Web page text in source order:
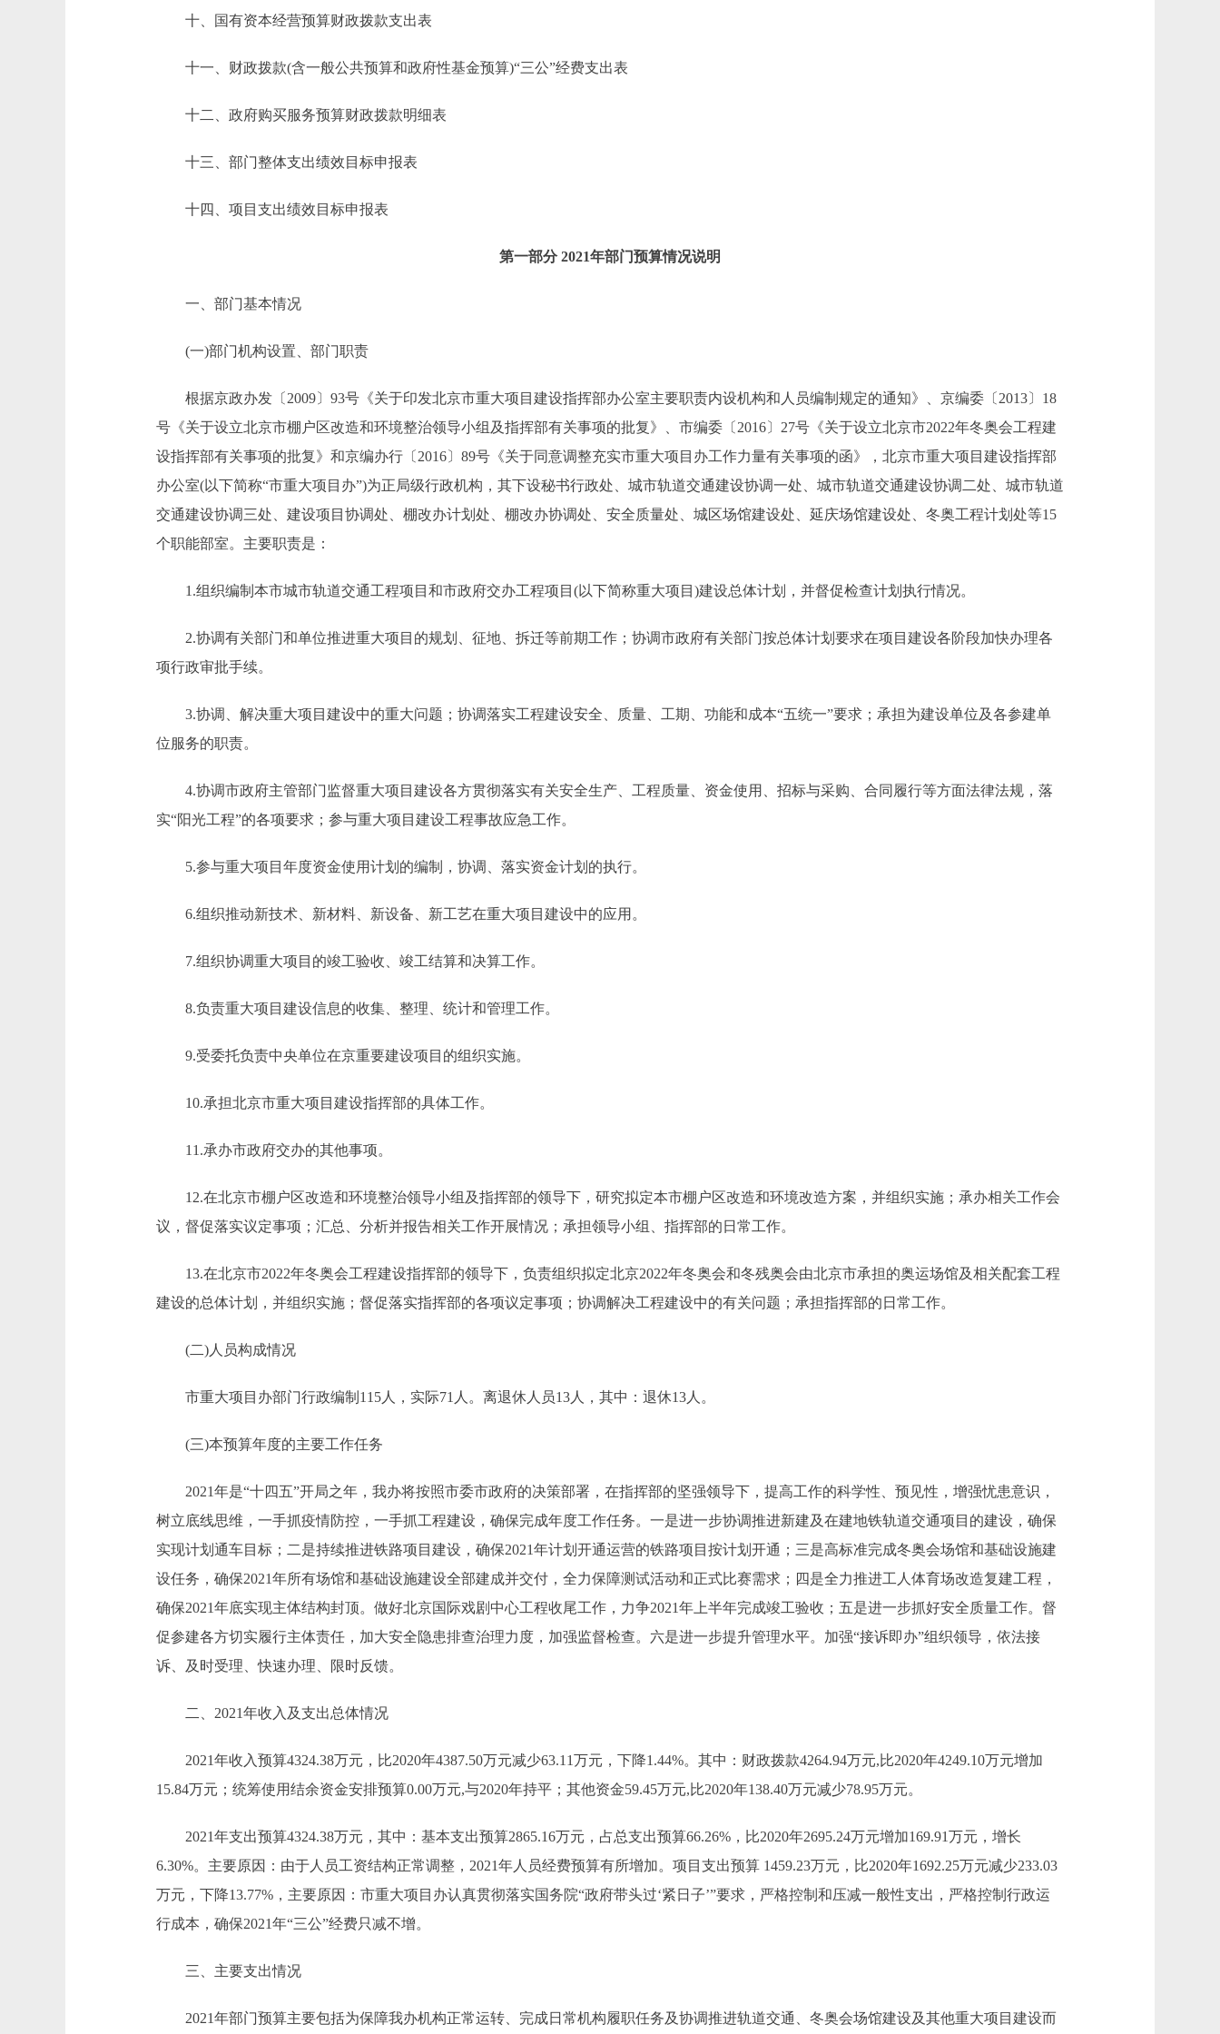
十、国有资本经营预算财政拨款支出表
十一、财政拨款(含一般公共预算和政府性基金预算)“三公”经费支出表
十二、政府购买服务预算财政拨款明细表
十三、部门整体支出绩效目标申报表
十四、项目支出绩效目标申报表
第一部分 2021年部门预算情况说明
一、部门基本情况
(一)部门机构设置、部门职责
根据京政办发〔2009〕93号《关于印发北京市重大项目建设指挥部办公室主要职责内设机构和人员编制规定的通知》、京编委〔2013〕18
号《关于设立北京市棚户区改造和环境整治领导小组及指挥部有关事项的批复》、市编委〔2016〕27号《关于设立北京市2022年冬奥会工程建
设指挥部有关事项的批复》和京编办行〔2016〕89号《关于同意调整充实市重大项目办工作力量有关事项的函》，北京市重大项目建设指挥部
办公室(以下简称“市重大项目办”)为正局级行政机构，其下设秘书行政处、城市轨道交通建设协调一处、城市轨道交通建设协调二处、城市轨道
交通建设协调三处、建设项目协调处、棚改办计划处、棚改办协调处、安全质量处、城区场馆建设处、延庆场馆建设处、冬奥工程计划处等15
个职能部室。主要职责是：
1.组织编制本市城市轨道交通工程项目和市政府交办工程项目(以下简称重大项目)建设总体计划，并督促检查计划执行情况。
2.协调有关部门和单位推进重大项目的规划、征地、拆迁等前期工作；协调市政府有关部门按总体计划要求在项目建设各阶段加快办理各
项行政审批手续。
3.协调、解决重大项目建设中的重大问题；协调落实工程建设安全、质量、工期、功能和成本“五统一”要求；承担为建设单位及各参建单
位服务的职责。
4.协调市政府主管部门监督重大项目建设各方贯彻落实有关安全生产、工程质量、资金使用、招标与采购、合同履行等方面法律法规，落
实“阳光工程”的各项要求；参与重大项目建设工程事故应急工作。
5.参与重大项目年度资金使用计划的编制，协调、落实资金计划的执行。
6.组织推动新技术、新材料、新设备、新工艺在重大项目建设中的应用。
7.组织协调重大项目的竣工验收、竣工结算和决算工作。
8.负责重大项目建设信息的收集、整理、统计和管理工作。
9.受委托负责中央单位在京重要建设项目的组织实施。
10.承担北京市重大项目建设指挥部的具体工作。
11.承办市政府交办的其他事项。
12.在北京市棚户区改造和环境整治领导小组及指挥部的领导下，研究拟定本市棚户区改造和环境改造方案，并组织实施；承办相关工作会
议，督促落实议定事项；汇总、分析并报告相关工作开展情况；承担领导小组、指挥部的日常工作。
13.在北京市2022年冬奥会工程建设指挥部的领导下，负责组织拟定北京2022年冬奥会和冬残奥会由北京市承担的奥运场馆及相关配套工程
建设的总体计划，并组织实施；督促落实指挥部的各项议定事项；协调解决工程建设中的有关问题；承担指挥部的日常工作。
(二)人员构成情况
市重大项目办部门行政编制115人，实际71人。离退休人员13人，其中：退休13人。
(三)本预算年度的主要工作任务
2021年是“十四五”开局之年，我办将按照市委市政府的决策部署，在指挥部的坚强领导下，提高工作的科学性、预见性，增强忧患意识，
树立底线思维，一手抓疫情防控，一手抓工程建设，确保完成年度工作任务。一是进一步协调推进新建及在建地铁轨道交通项目的建设，确保
实现计划通车目标；二是持续推进铁路项目建设，确保2021年计划开通运营的铁路项目按计划开通；三是高标准完成冬奥会场馆和基础设施建
设任务，确保2021年所有场馆和基础设施建设全部建成并交付，全力保障测试活动和正式比赛需求；四是全力推进工人体育场改造复建工程，
确保2021年底实现主体结构封顶。做好北京国际戏剧中心工程收尾工作，力争2021年上半年完成竣工验收；五是进一步抓好安全质量工作。督
促参建各方切实履行主体责任，加大安全隐患排查治理力度，加强监督检查。六是进一步提升管理水平。加强“接诉即办”组织领导，依法接
诉、及时受理、快速办理、限时反馈。
二、2021年收入及支出总体情况
2021年收入预算4324.38万元，比2020年4387.50万元减少63.11万元，下降1.44%。其中：财政拨款4264.94万元,比2020年4249.10万元增加
15.84万元；统筹使用结余资金安排预算0.00万元,与2020年持平；其他资金59.45万元,比2020年138.40万元减少78.95万元。
2021年支出预算4324.38万元，其中：基本支出预算2865.16万元，占总支出预算66.26%，比2020年2695.24万元增加169.91万元，增长
6.30%。主要原因：由于人员工资结构正常调整，2021年人员经费预算有所增加。项目支出预算 1459.23万元，比2020年1692.25万元减少233.03
万元，下降13.77%，主要原因：市重大项目办认真贯彻落实国务院“政府带头过‘紧日子’”要求，严格控制和压减一般性支出，严格控制行政运
行成本，确保2021年“三公”经费只减不增。
三、主要支出情况
2021年部门预算主要包括为保障我办机构正常运转、完成日常机构履职任务及协调推进轨道交通、冬奥会场馆建设及其他重大项目建设而